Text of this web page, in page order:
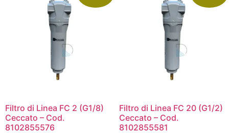
Filtro di Linea FC 2 (G1/8)
Ceccato – Cod.
8102855576
Filtro di Linea FC 20 (G1/2)
Ceccato – Cod.
8102855581